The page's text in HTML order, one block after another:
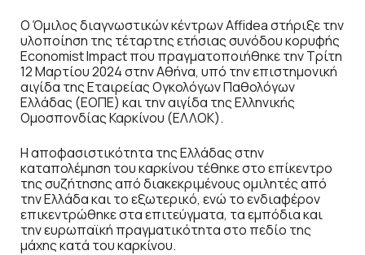
Ο Όμιλος διαγνωστικών κέντρων Affidea στήριξε την
υλοποίηση της τέταρτης ετήσιας συνόδου κορυφής
Economist Impact που πραγματοποιήθηκε την Τρίτη
12 Μαρτίου 2024 στην Αθήνα, υπό την επιστημονική
αιγίδα της Εταιρείας Ογκολόγων Παθολόγων
Ελλάδας (ΕΟΠΕ) και την αιγίδα της Ελληνικής
Ομοσπονδίας Καρκίνου (ΕΛΛΟΚ).
Η αποφασιστικότητα της Ελλάδας στην
καταπολέμηση του καρκίνου τέθηκε στο επίκεντρο
της συζήτησης από διακεκριμένους ομιλητές από
την Ελλάδα και το εξωτερικό, ενώ το ενδιαφέρον
επικεντρώθηκε στα επιτεύγματα, τα εμπόδια και
την ευρωπαϊκή πραγματικότητα στο πεδίο της
μάχης κατά του καρκίνου.